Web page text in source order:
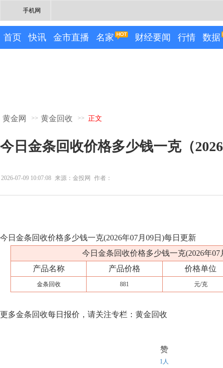
手机网
首页 快讯 金市直播 名家 财经要闻 行情 数据
黄金网 >> 黄金回收 >> 正文
今日金条回收价格多少钱一克（
2026-07-09 10:07:08 来源：金投网 作者：
今日金条回收价格多少钱一克(2026年07月09日)每日更新
今日金条回收价格多少钱一克(2026年07
产品名称
产品价格 价格单位
金条回收 881 元/克
更多金条回收每日报价，请关注专栏：黄金回收
赞
1人